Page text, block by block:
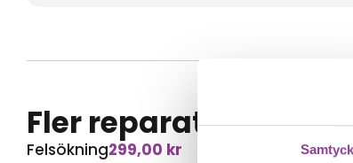
Fler reparationer för
Felsökning299,00 kr